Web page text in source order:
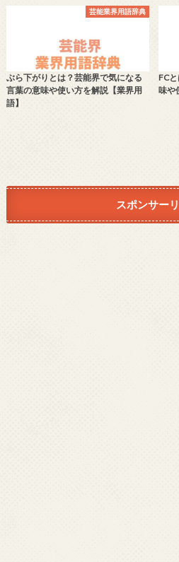
芸能業界用語辞典
ぶら下がりとは？芸能界で気になる
言葉の意味や使い方を解説【業界用
語】
FC
味や
スポンサー